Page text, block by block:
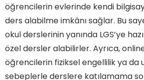
öğrencilerin evlerinde kendi
ders alabilme imkânı sağlar. Bu
okul derslerinin yanında LGS’ye
özel dersler alabilirler. Ayrıca,
öğrencilerin fiziksel engellilik ya da
sebeplerle derslere katılamama